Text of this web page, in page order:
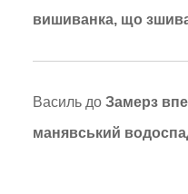
вишиванка, що
Васильдо Замерз
манявський